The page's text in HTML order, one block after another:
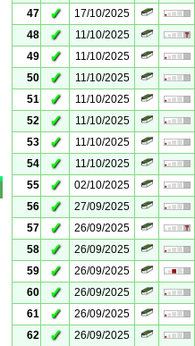
47
✓ 17/10/2025
48
✓ 11/10/2025
49
✓ 11/10/2025
50
✓ 11/10/2025
51
✓ 11/10/2025
52
✓ 11/10/2025
53
✓ 11/10/2025
54
✓ 11/10/2025
55
✓ 02/10/2025
56
✓ 27/09/2025
57
✓ 26/09/2025
58
✓ 26/09/2025
59
✓ 26/09/2025
60
✓ 26/09/2025
61
✓ 26/09/2025
62
✓ 26/09/2025